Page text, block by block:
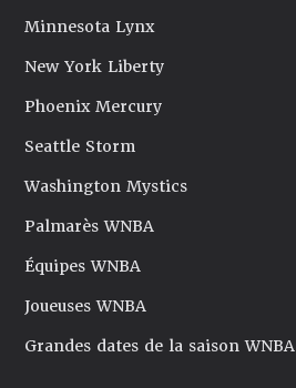
Minnesota Lynx
New York Liberty
Phoenix Mercury
Seattle Storm
Washington Mystics
Palmarès WNBA
Équipes WNBA
Joueuses WNBA
Grandes dates de la saison WNBA